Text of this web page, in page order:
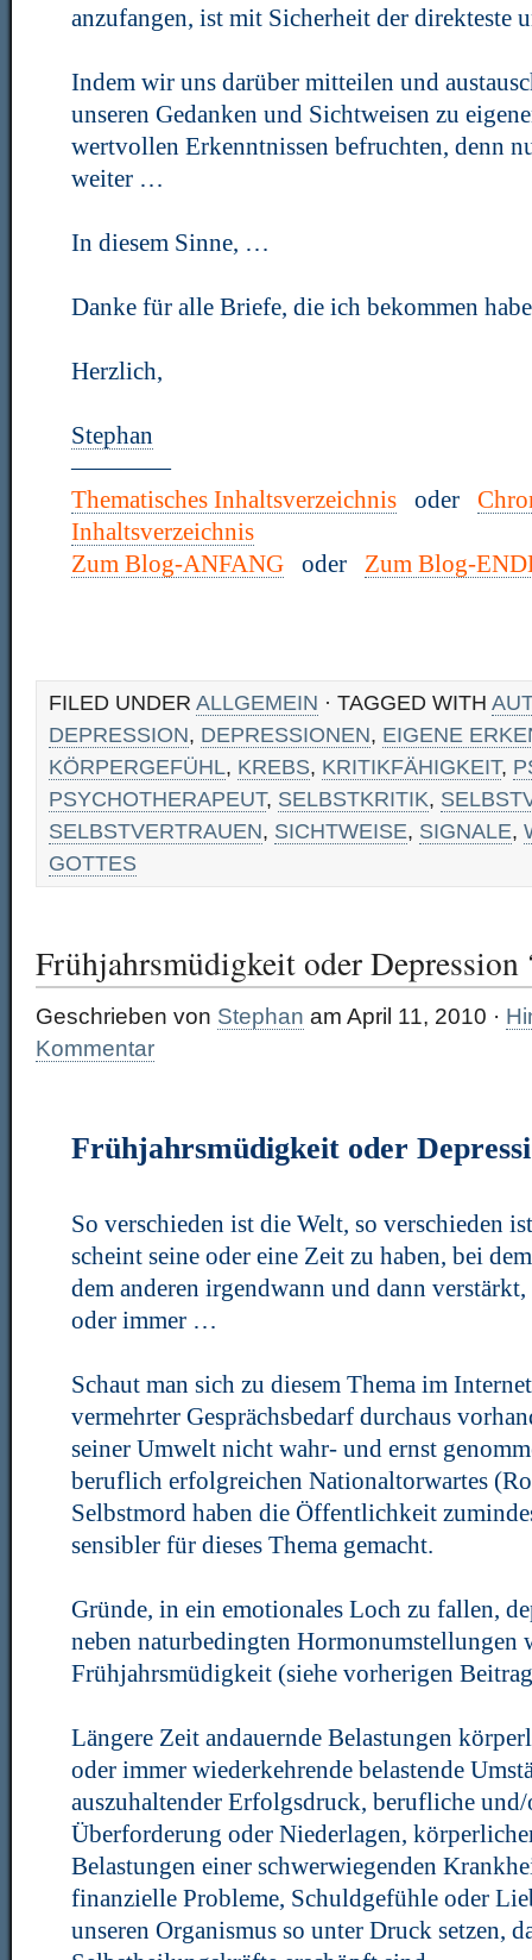
anzufangen, ist mit Sicherheit der direkteste
Indem wir uns darüber mitteilen und
unseren Gedanken und Sichtweisen zu
wertvollen Erkenntnissen befruchten, denn
weiter …
In diesem Sinne, …
Danke für alle Briefe, die ich bekommen
Herzlich,
Stephan
————
Thematisches Inhaltsverzeichnis
oder
Inhaltsverzeichnis
Zum Blog-ANFANG
oder Zum Blog-
FILED UNDER ALLGEMEIN · TAGGED WITH
DEPRESSION, DEPRESSIONEN, EIGENE
KÖRPERGEFÜHL, KREBS, KRITIKFÄHIGKEIT,
PSYCHOTHERAPEUT, SELBSTKRITIK,
SELBSTVERTRAUEN, SICHTWEISE, SIGNALE,
GOTTES
Frühjahrsmüdigkeit oder Depression
Geschrieben von Stephan am April 11, 2010 ·
Kommentar
Frühjahrsmüdigkeit oder
So verschieden ist die Welt, so verschieden
scheint seine oder eine Zeit zu haben, bei
dem anderen irgendwann und dann
oder immer …
Schaut man sich zu diesem Thema im
vermehrter Gesprächsbedarf durchaus
seiner Umwelt nicht wahr- und ernst
beruflich erfolgreichen Nationaltorwartes
Selbstmord haben die Öffentlichkeit
sensibler für dieses Thema gemacht.
Gründe, in ein emotionales Loch zu fallen,
neben naturbedingten Hormonumstellungen
Frühjahrsmüdigkeit (siehe vorherigen
Längere Zeit andauernde Belastungen
oder immer wiederkehrende belastende
auszuhaltender Erfolgsdruck, berufliche
Überforderung oder Niederlagen,
Belastungen einer schwerwiegenden
finanzielle Probleme, Schuldgefühle oder
unseren Organismus so unter Druck setzen,